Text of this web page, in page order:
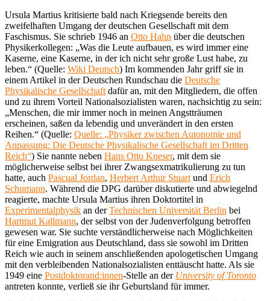
Ursula Martius kritisierte bald nach Kriegsende bereits den
zweifelhaften Umgang der deutschen Gesellschaft mit dem
Faschismus. Sie schrieb 1946 an Otto Hahn über die deutschen
Physikerkollegen: „Was die Leute aufbauen, es wird immer eine
Kaserne, eine Kaserne, in der ich nicht sehr große Lust habe, zu
leben.“ (Quelle: Wiki Deutsch) Im kommenden Jahr griff sie in
einem Artikel in der Deutschen Rundschau die Deutsche
Physikalische Gesellschaft dafür an, mit den Mitgliedern, die offen
und zu ihrem Vorteil Nationalsozialisten waren, nachsichtig zu sein:
„Menschen, die mir immer noch in meinen Angstträumen
erscheinen, saßen da lebendig und unverändert in den ersten
Reihen.“ (Quelle: Quelle: „Physiker zwischen Autonomie und
Anpassung: Die Deutsche Physikalische Gesellschaft im Dritten
Reich“) Sie nannte neben Hans Otto Kneser, mit dem sie
möglicherweise selbst bei ihrer Zwangsexmatrikulierung zu tun
hatte, auch Pascual Jordan, Herbert Arthur Stuart und Erich
Schumann. Während die DPG darüber diskutierte und abwiegelnd
reagierte, machte Ursula Martius ihren Doktortitel in
Experimentalphysik an derTechnischen Universität Berlin bei
Hartmut Kallmann, der selbst von der Judenverfolgung betroffen
gewesen war. Sie suchte verständlicherweise nach Möglichkeiten
für eine Emigration aus Deutschland, dass sie sowohl im Dritten
Reich wie auch in seinem anschließenden apologetischen Umgang
mit den verbleibenden Nationalsozialisten enttäuscht hatte. Als sie
1949 eine Postdoktorand:innen-Stelle an der University of Toronto
antreten konnte, verließ sie ihr Geburtsland für immer.